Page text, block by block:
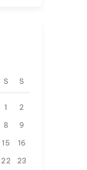
S S
1
2
8
9
15
16
22
23